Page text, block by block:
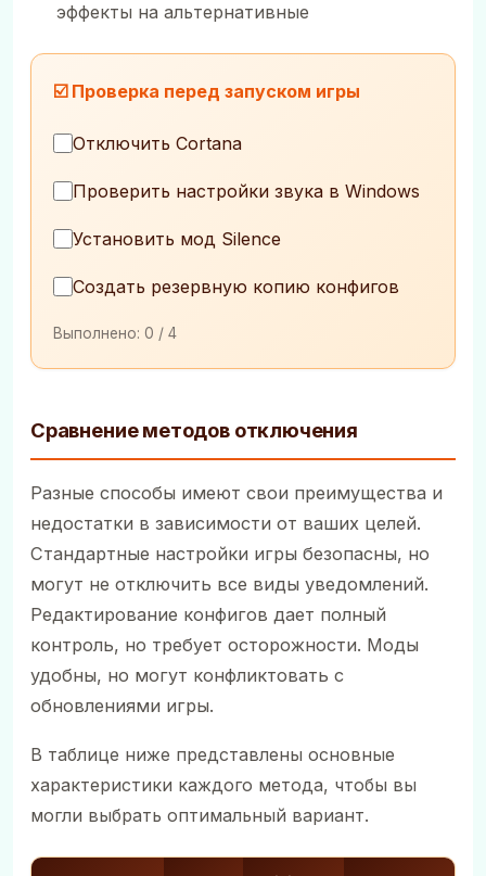
эффекты на альтернативные
☑️ Проверка перед запуском игры
Отключить Cortana
Проверить настройки звука в Windows
Установить мод Silence
Создать резервную копию конфигов
Выполнено: 0 / 4
Сравнение методов отключения
Разные способы имеют свои преимущества и
недостатки в зависимости от ваших целей.
Стандартные настройки игры безопасны, но
могут не отключить все виды уведомлений.
Редактирование конфигов дает полный
контроль, но требует осторожности. Моды
удобны, но могут конфликтовать с
обновлениями игры.
В таблице ниже представлены основные
характеристики каждого метода, чтобы вы
могли выбрать оптимальный вариант.